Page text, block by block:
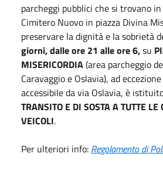
parcheggi pubblici che si trovano
Cimitero Nuovo in piazza Divina
preservare la dignità e la sobrietà
giorni, dalle ore 21 alle ore 6,su
MISERICORDIA(area parcheggio
Caravaggio e Oslavia), ad
accessibile da via Oslavia, è
TRANSITO E DI SOSTA A TUTTE LE
VEICOLI.
Per ulteriori info: Regolamento di